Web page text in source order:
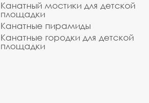
Канатный мостики для детской
площадки
Канатные пирамиды
Канатные городки для детской
площадки